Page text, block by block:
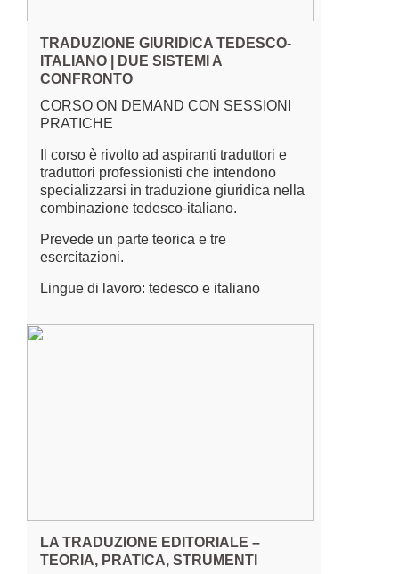
TRADUZIONE GIURIDICA TEDESCO-
ITALIANO | DUE SISTEMI A
CONFRONTO
CORSO ON DEMAND CON SESSIONI
PRATICHE
Il corso è rivolto ad aspiranti traduttori e
traduttori professionisti che intendono
specializzarsi in traduzione giuridica nella
combinazione tedesco-italiano.
Prevede un parte teorica e tre
esercitazioni.
Lingue di lavoro: tedesco e italiano
LA TRADUZIONE EDITORIALE –
TEORIA, PRATICA, STRUMENTI